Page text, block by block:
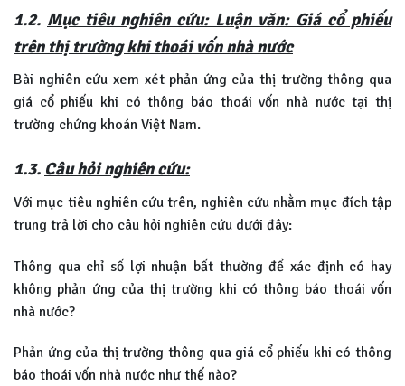
1.2. Mục tiêu nghiên cứu: Luận văn: Giá cổ phiếu
trên thị trường khi thoái vốn nhà nước
Bài nghiên cứu xem xét phản ứng của thị trường thông qua
giá cổ phiếu khi có thông báo thoái vốn nhà nước tại thị
trường chứng khoán Việt Nam.
1.3. Câu hỏi nghiên cứu:
Với mục tiêu nghiên cứu trên, nghiên cứu nhằm mục đích tập
trung trả lời cho câu hỏi nghiên cứu dưới đây:
Thông qua chỉ số lợi nhuận bất thường để xác định có hay
không phản ứng của thị trường khi có thông báo thoái vốn
nhà nước?
Phản ứng của thị trường thông qua giá cổ phiếu khi có thông
báo thoái vốn nhà nước như thế nào?